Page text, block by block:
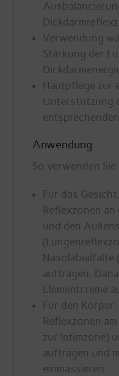
Verwendung
Stärkung der
Hautpflege zur
Unterstützung
Anwendung
So verwenden
Für das
Reflexzonen
und den
Nasolabialfalte
auftragen.
Elementcreme
Für den
Reflexzonen
zur Intimzone)
auftragen und
einmassieren.